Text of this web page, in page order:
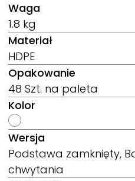
Waga
1.8 kg
Materiał
HDPE
Opakowanie
48 Szt. na paleta
Kolor
Wersja
Podstawa zamknięty,
chwytania